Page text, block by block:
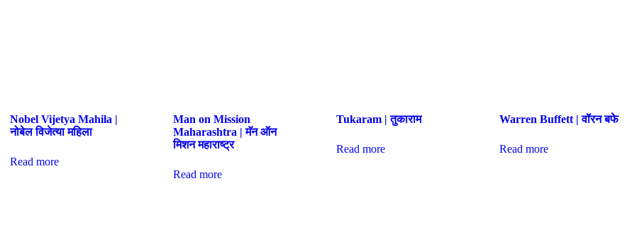
Nobel Vijetya Mahila |
नोबेल विजेत्या महिला
Read more
Man on Mission
Maharashtra | मॅन ऑन
मिशन महाराष्ट्र
Read more
Tukaram | तुकाराम
Read more
Warren Buffett | वॉरन बफे
Read more